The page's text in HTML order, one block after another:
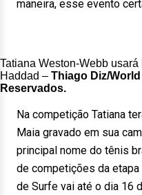
maneira, esse evento
Tatiana Weston-Webb
Haddad – Thiago Diz/
Reservados.
Na competição Tatiana
Maia gravado em sua
principal nome do tênis
de competições da
de Surfe vai até o dia 16